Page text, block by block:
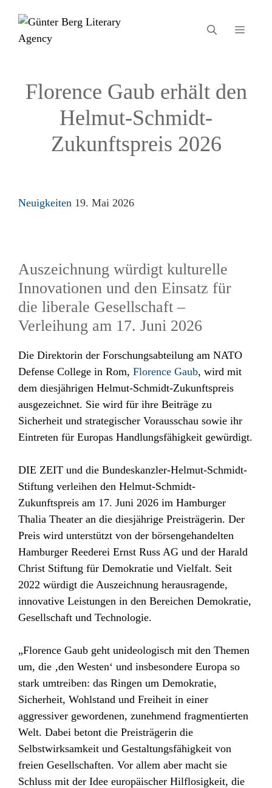
Inhalt
springen
Florence Gaub erhält den
Helmut-Schmidt-
Zukunftspreis 2026
Kategorien
Neuigkeiten 19. Mai 2026
Auszeichnung würdigt kulturelle
Innovationen und den Einsatz für
die liberale Gesellschaft –
Verleihung am 17. Juni 2026
Die Direktorin der Forschungsabteilung am NATO
Defense College in Rom, Florence Gaub, wird mit
dem diesjährigen Helmut-Schmidt-Zukunftspreis
ausgezeichnet. Sie wird für ihre Beiträge zu
Sicherheit und strategischer Vorausschau sowie ihr
Eintreten für Europas Handlungsfähigkeit gewürdigt.
DIE ZEIT und die Bundeskanzler-Helmut-Schmidt-
Stiftung verleihen den Helmut-Schmidt-
Zukunftspreis am 17. Juni 2026 im Hamburger
Thalia Theater an die diesjährige Preisträgerin. Der
Preis wird unterstützt von der börsengehandelten
Hamburger Reederei Ernst Russ AG und der Harald
Christ Stiftung für Demokratie und Vielfalt. Seit
2022 würdigt die Auszeichnung herausragende,
innovative Leistungen in den Bereichen Demokratie,
Gesellschaft und Technologie.
„Florence Gaub geht unideologisch mit den Themen
um, die ‚den Westen‘ und insbesondere Europa so
stark umtreiben: das Ringen um Demokratie,
Sicherheit, Wohlstand und Freiheit in einer
aggressiver gewordenen, zunehmend fragmentierten
Welt. Dabei betont die Preisträgerin die
Selbstwirksamkeit und Gestaltungsfähigkeit von
freien Gesellschaften. Vor allem aber macht sie
Schluss mit der Idee europäischer Hilflosigkeit, die